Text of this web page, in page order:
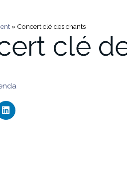
» Concert clé des chants
clé